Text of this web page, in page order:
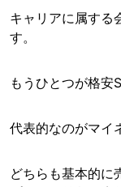
キャリアに属する
す。
もうひとつが格安
代表的なのがマイ
どちらも基本的に